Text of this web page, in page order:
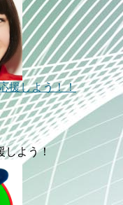
援しよう！！
よう！